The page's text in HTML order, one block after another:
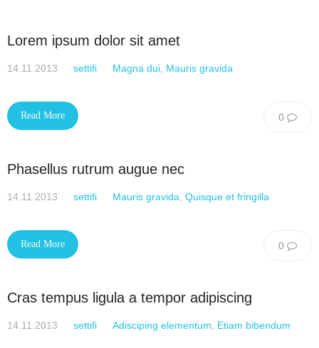
Lorem ipsum dolor sit amet
14.11.2013 settifi Magna dui Mauris gravida
0
Read More
Phasellus rutrum augue nec
14.11.2013 settifi Mauris gravida Quisque et fringilla
0
Read More
Cras tempus ligula a tempor adipiscing
14.11.2013 settifi Adisciping elementum Etiam bibendum